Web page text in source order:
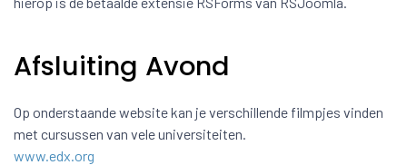
Afsluiting Avond
Op onderstaande website kan je verschillende filmpjes vinden
met cursussen van vele universiteiten.
www.edx.org